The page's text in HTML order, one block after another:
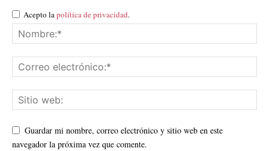
Acepto la política de privacidad.
Guardar mi nombre, correo electrónico y sitio web en este
navegador la próxima vez que comente.